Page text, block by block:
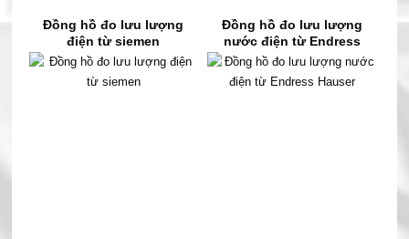
Đồng hồ đo lưu lượng
điện từ siemen
Đồng hồ đo lưu lượng
nước điện từ Endress
Hauser